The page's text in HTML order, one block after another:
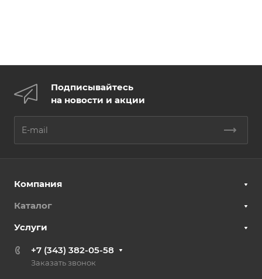
Подписывайтесь
на новости и акции
Компания
Каталог
Услуги
+7 (343) 382-05-58
Заказать звонок